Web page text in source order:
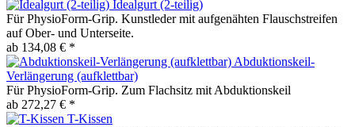
Idealgurt (2-teilig)
Für PhysioForm-Grip. Kunstleder mit aufgenähten Flauschstreifen
auf Ober- und Unterseite.
ab 134,08 € *
Abduktionskeil-
Verlängerung (aufklettbar)
Für PhysioForm-Grip. Zum Flachsitz mit Abduktionskeil
ab 272,27 € *
T-Kissen